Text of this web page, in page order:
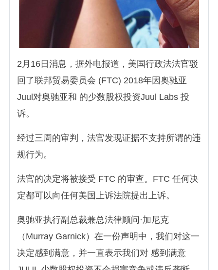
2月16日消息，据外电报道，美国行政法法官驳
回了联邦贸易委员会 (FTC) 2018年因奥驰亚
Juul对奥驰亚和 的少数股权投资Juul Labs 投
诉。
经过三周的审判，法官发现证据不支持所谓的违
规行为。
法官的决定将被接受 FTC 的审查。FTC 任何决
定都可以向任何美国上诉法院提出上诉。
奥驰亚执行副总裁兼总法律顾问·加尼克
（Murray Garnick）在一份声明中，我们对这一
决定感到满意，并一直表示我们对 感到满意